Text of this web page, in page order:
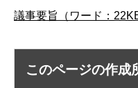
議事要旨（ワード：22KB
このページの作成